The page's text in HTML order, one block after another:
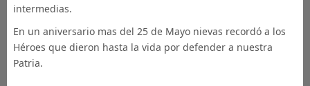
intermedias.
En un aniversario mas del 25 de Mayo nievas recordó a los
Héroes que dieron hasta la vida por defender a nuestra
Patria.